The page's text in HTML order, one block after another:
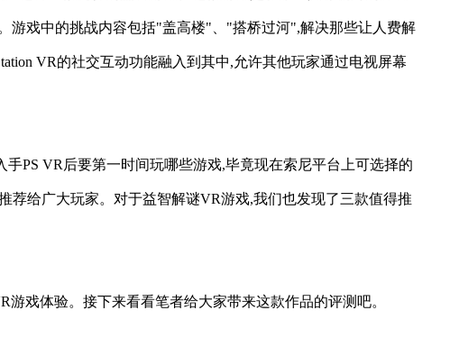
游戏中的挑战内容包括"盖高楼"、"搭桥过河",解决那些让人费解
VR的社交互动功能融入到其中,允许其他玩家通过电视屏幕
PS VR后要第一时间玩哪些游戏,毕竟现在索尼平台上可选择的
荐给广大玩家。对于益智解谜VR游戏,我们也发现了三款值得推
戏体验。接下来看看笔者给大家带来这款作品的评测吧。